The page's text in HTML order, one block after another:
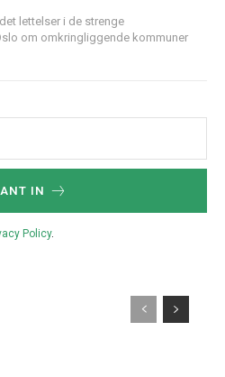
om omkringliggende kommuner
IN
Policy.